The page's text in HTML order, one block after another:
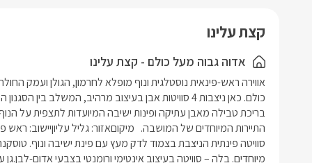
פנורמי
קצת עלינו
אדוה גבוה מעל כולם - קצת עלינו